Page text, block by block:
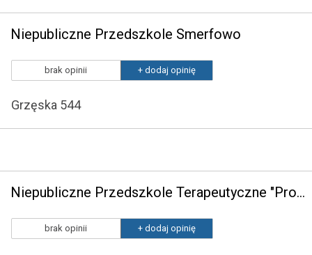
Niepubliczne Przedszkole Smerfowo
brak opinii + dodaj opinię
Grzęska 544
Niepubliczne Przedszkole Terapeutyczne "Promyczek
brak opinii + dodaj opinię